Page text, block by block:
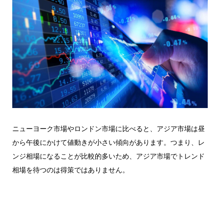
ニューヨーク市場やロンドン市場に比べると、アジア市場は昼
から午後にかけて値動きが小さい傾向があります。つまり、レ
ンジ相場になることが比較的多いため、アジア市場でトレンド
相場を待つのは得策ではありません。